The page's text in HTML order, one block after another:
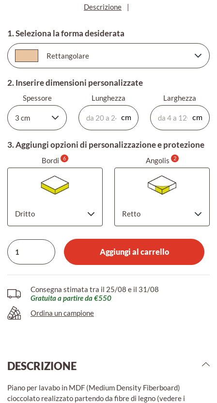
Descrizione
1. Seleziona la forma desiderata
2. Inserire dimensioni personalizzate
Spessore Lunghezza Larghezza
3. Aggiungi opzioni di personalizzazione e protezione
Bordi 6 Angolis 2
Aggiungi al carrello
Consegna stimata tra il 25/08 e il 31/08
Gratuita a partire da €550
Ordina un campione
DESCRIZIONE
Piano per lavabo in MDF (Medium Density Fiberboard)
cioccolato realizzato partendo da fibre di legno (vedere i